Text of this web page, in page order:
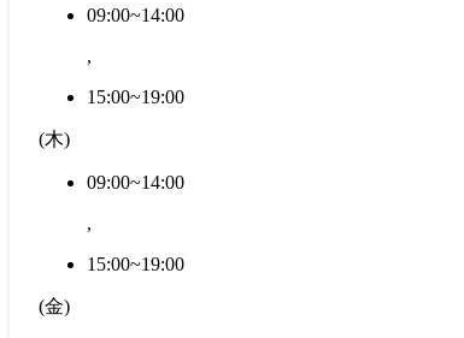
09:00~14:00
,
15:00~19:00
(木)
09:00~14:00
,
15:00~19:00
(金)